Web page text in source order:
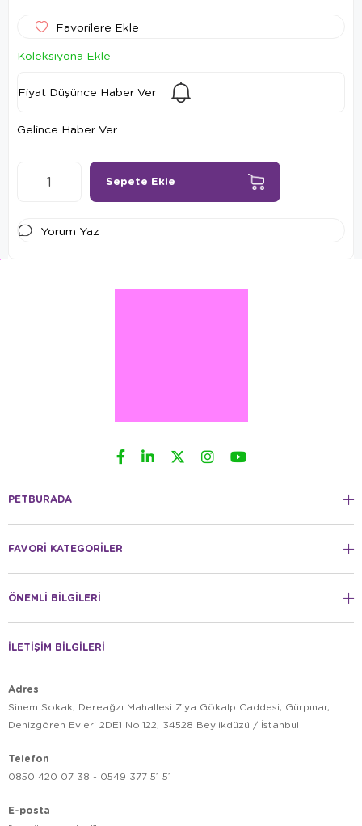
Favorilere Ekle
Koleksiyona Ekle
Fiyat Düşünce Haber Ver
Gelince Haber Ver
Yorum Yaz
PETBURADA
FAVORİ KATEGORİLER
ÖNEMLİ BİLGİLERİ
İLETİŞİM BİLGİLERİ
Adres
Sinem Sokak, Dereağzı Mahallesi Ziya Gökalp Caddesi, Gürpınar,
Denizgören Evleri 2DE1 No:122, 34528 Beylikdüzü / İstanbul
Telefon
0850 420 07 38 - 0549 377 51 51
E-posta